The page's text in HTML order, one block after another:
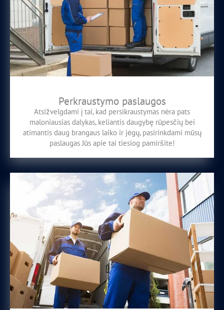
Perkraustymo paslaugos
Atsižvelgdami į tai, kad persikraustymas nėra pats
maloniausias dalykas, keliantis daugybę rūpesčių bei
atimantis daug brangaus laiko ir jėgų, pasirinkdami mūsų
paslaugas Jūs apie tai tiesiog pamiršite!